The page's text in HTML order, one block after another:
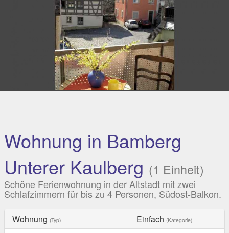
Wohnung in Bamberg
Unterer Kaulberg (1 Einheit)
Schöne Ferienwohnung in der Altstadt mit zwei
Schlafzimmern für bis zu 4 Personen, Südost-Balkon.
Wohnung (Typ) Einfach (Kategorie)